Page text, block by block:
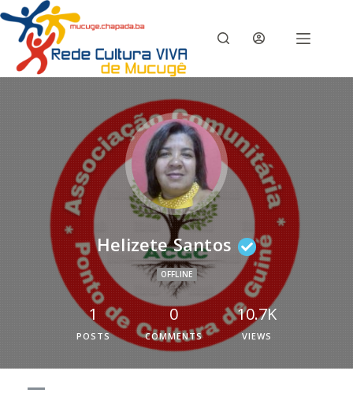
Helizete Santos
OFFLINE
1
POSTS
0
COMMENTS
10.7K
VIEWS